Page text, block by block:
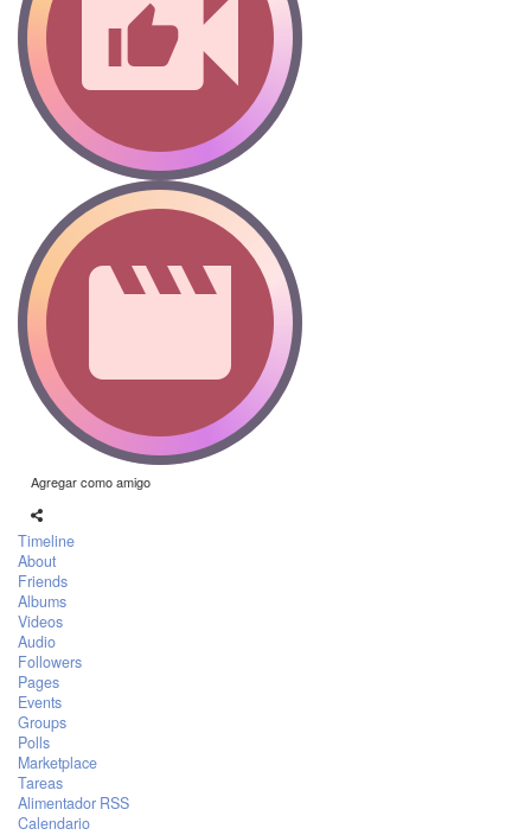
Agregar como amigo
Timeline
About
Friends
Albums
Videos
Audio
Followers
Pages
Events
Groups
Polls
Marketplace
Tareas
Alimentador RSS
Calendario